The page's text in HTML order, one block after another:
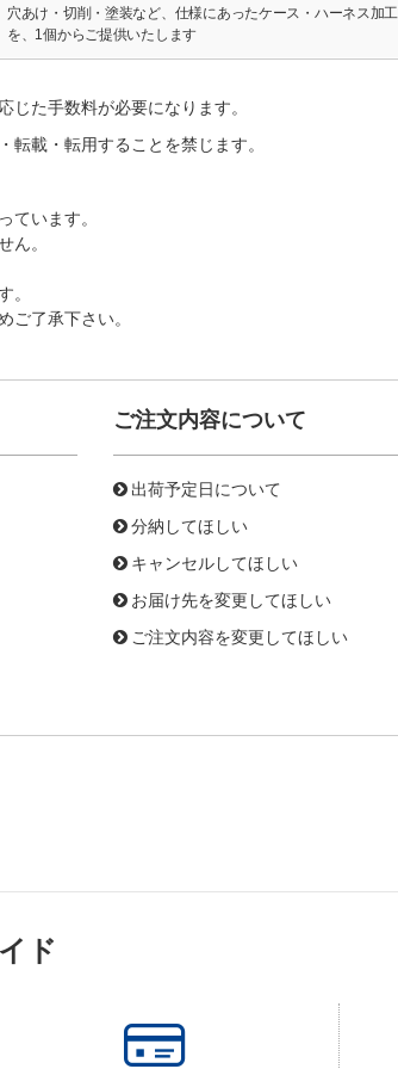
穴あけ・切削・塗装など、仕様にあったケース・ハーネス加工
を、1個からご提供いたします
た手数料が必要になります。
載・転用することを禁じます。
ています。
ん。
。
ご了承下さい。
ご注文内容について
出荷予定日について
分納してほしい
キャンセルしてほしい
お届け先を変更してほしい
ご注文内容を変更してほしい
ド